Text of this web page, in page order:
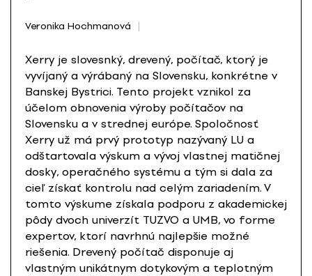
Veronika Hochmanová
Xerry je slovesnký, drevený, počítač, ktorý je
vyvíjaný a výrábaný na Slovensku, konkrétne v
Banskej Bystrici. Tento projekt vznikol za
účelom obnovenia výroby počítačov na
Slovensku a v strednej európe. Spoločnosť
Xerry už má prvý prototyp nazývaný LU a
odštartovala výskum a vývoj vlastnej matičnej
dosky, operačného systému a tým si dala za
cieľ získať kontrolu nad celým zariadením. V
tomto výskume získala podporu z akademickej
pôdy dvoch univerzít TUZVO a UMB, vo forme
expertov, ktorí navrhnú najlepšie možné
riešenia. Drevený počítač disponuje aj
vlastným unikátnym dotykovým a teplotným